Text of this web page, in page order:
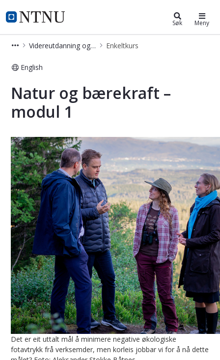
NTNU Hjemmeside
Videreutdanning og deltidsstudier
Søk Meny
Videreutdanning og deltidsstudier Enkeltkurs
English
Natur og bærekraft – modul 1 -
Natur og bærekraft –
modul 1
Det er eit uttalt mål å minimere negative økologiske
fotavtrykk frå verksemder, men korleis jobbar vi for å nå dette